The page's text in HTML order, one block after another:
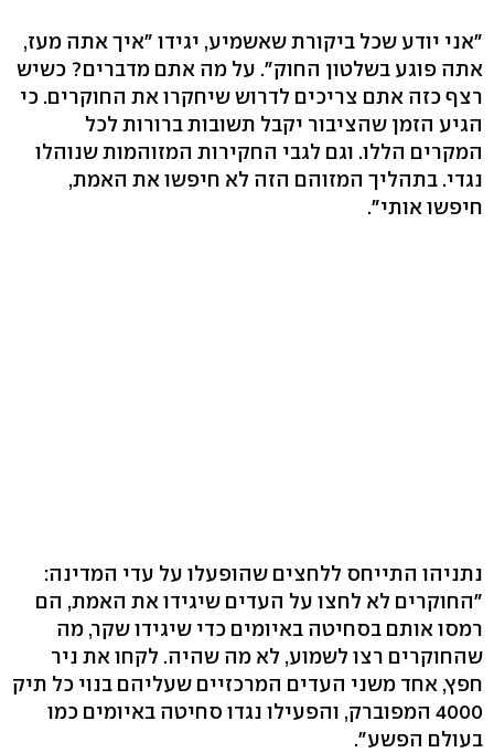
"אני יודע שכל ביקורת שאשמיע, יגידו "איך אתה מעז,
אתה פוגע בשלטון החוק". על מה אתם מדברים? כשיש
רצף כזה אתם צריכים לדרוש שיחקרו את החוקרים. כי
הגיע הזמן שהציבור יקבל תשובות ברורות לכל
המקרים הללו. וגם לגבי החקירות המזוהמות שנוהלו
נגדי. בתהליך המזוהם הזה לא חיפשו את האמת,
חיפשו אותי".
נתניהו התייחס ללחצים שהופעלו על עדי המדינה:
"החוקרים לא לחצו על העדים שיגידו את האמת, הם
רמסו אותם בסחיטה באיומים כדי שיגידו שקר, מה
שהחוקרים רצו לשמוע, לא מה שהיה. לקחו את ניר
חפץ, אחד משני העדים המרכזיים שעליהם בנוי כל תיק
4000 המפוברק, והפעילו נגדו סחיטה באיומים כמו
בעולם הפשע".